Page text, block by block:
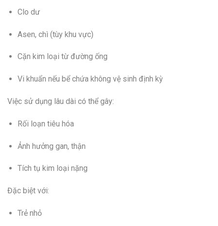
Clo dư
Asen, chì (tùy khu vực)
Cặn kim loại từ đường ống
Vi khuẩn nếu bể chứa không vệ sinh định kỳ
Việc sử dụng lâu dài có thể gây:
Rối loạn tiêu hóa
Ảnh hưởng gan, thận
Tích tụ kim loại nặng
Đặc biệt với:
Trẻ nhỏ